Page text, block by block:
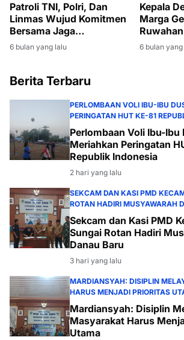
Patroli TNI, Polri, Dan
Linmas Wujud Komitmen
Bersama Jaga
Kamtibmas Desa Bintaran
6 bulan yang lalu
Kepala
Marga
Ramadan
6 bulan
Berita Terbaru
PERLOMBAAN VOLI IBU-IBU
PERINGATAN HUT KE-81
Perlombaan Voli Ibu-Ibu
Meriahkan Peringatan
Republik Indonesia
2 hari yang lalu
SEKCAM DAN KASI PMD
ROTAN HADIRI MUSYAWARAH
Sekcam dan Kasi PMD
Sungai Rotan Hadiri
Danau Baru
3 hari yang lalu
MARDIANSYAH: DISIPLIN
HARUS MENJADI PRIORITAS
Mardiansyah: Disiplin
Masyarakat Harus
Utama